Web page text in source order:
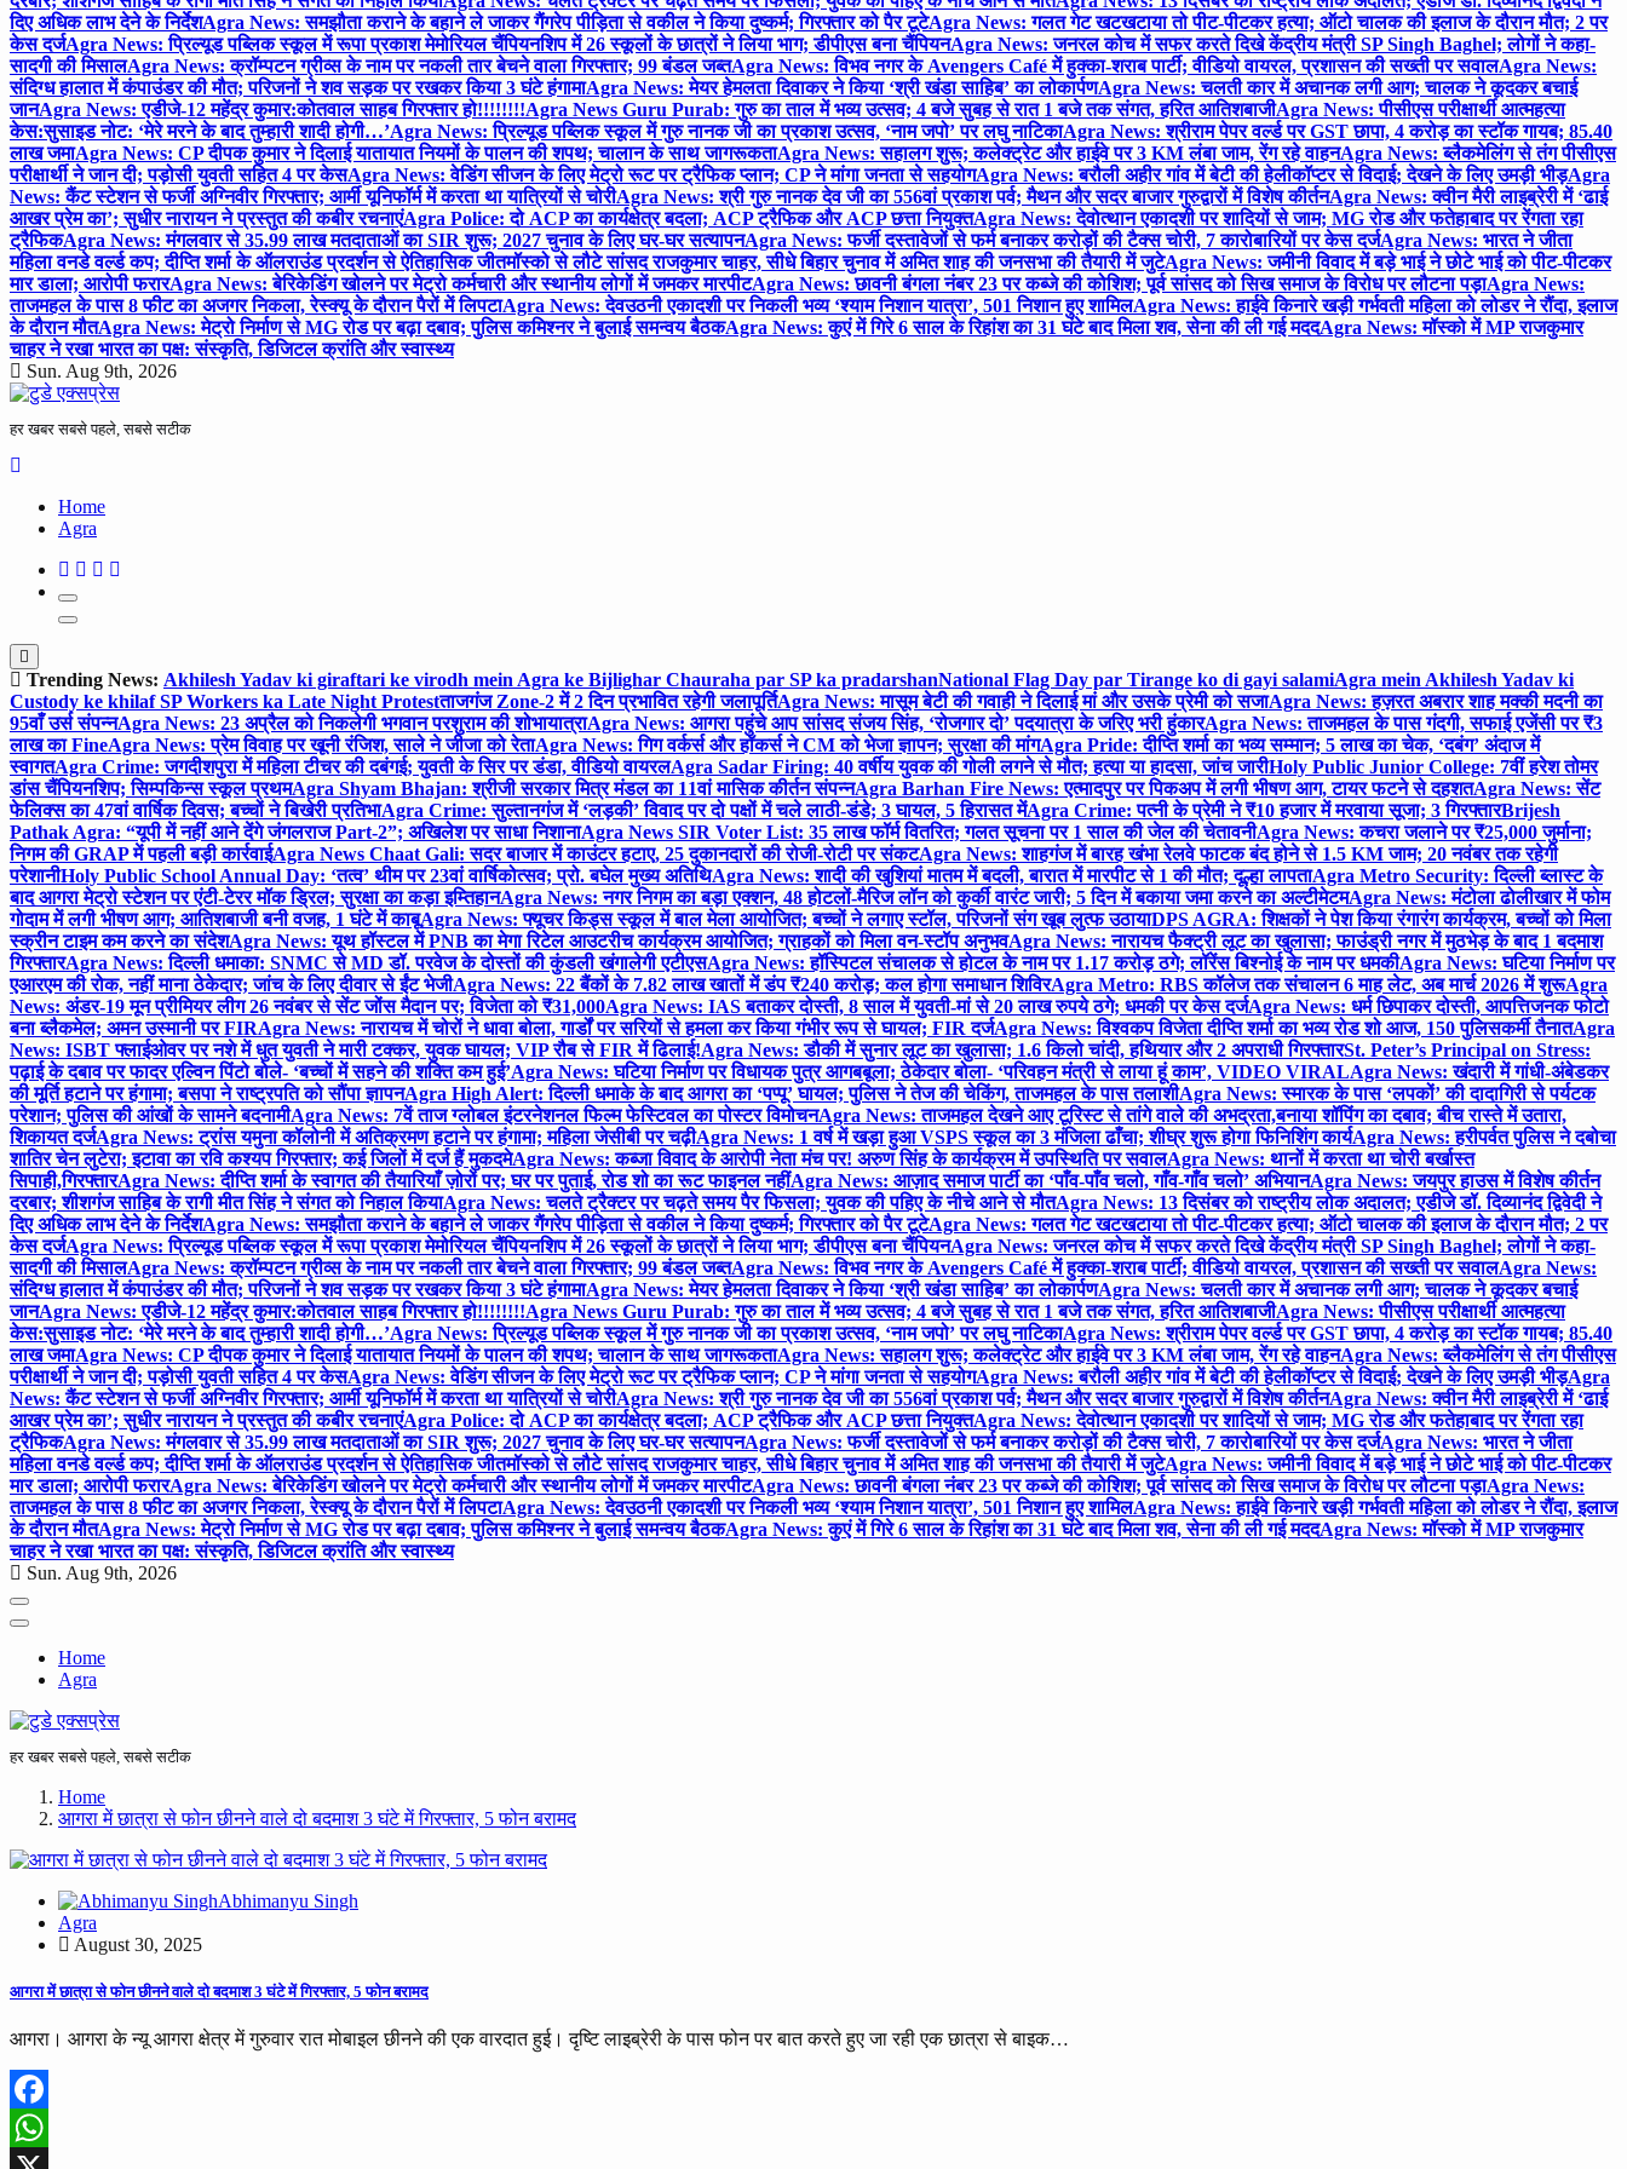
दिए अधिक लाभ देने के निर्देशAgra News: समझौता कराने के बहाने ले जाकर गैंगरेप पीड़िता से वकील ने किया दुष्कर्म; गिरफ्तार को पैर टूटेAgra News: गलत गेट खटखटाया तो पीट-पीटकर हत्या; ऑटो चालक की इलाज के दौरान मौत; 2 पर
केस दर्जAgra News: प्रिल्यूड पब्लिक स्कूल में रूपा प्रकाश मेमोरियल चैंपियनशिप में 26 स्कूलों के छात्रों ने लिया भाग; डीपीएस बना चैंपियनAgra News: जनरल कोच में सफर करते दिखे केंद्रीय मंत्री SP Singh Baghel; लोगों ने कहा-
सादगी की मिसालAgra News: क्रॉम्पटन ग्रीव्स के नाम पर नकली तार बेचने वाला गिरफ्तार; 99 बंडल जब्तAgra News: विभव नगर के Avengers Café में हुक्का-शराब पार्टी; वीडियो वायरल, प्रशासन की सख्ती पर सवालAgra News:
संदिग्ध हालात में कंपाउंडर की मौत; परिजनों ने शव सड़क पर रखकर किया 3 घंटे हंगामाAgra News: मेयर हेमलता दिवाकर ने किया ‘श्री खंडा साहिब’ का लोकार्पणAgra News: चलती कार में अचानक लगी आग; चालक ने कूदकर बचाई
जानAgra News: एडीजे-12 महेंद्र कुमार:कोतवाल साहब गिरफ्तार हो!!!!!!!!Agra News Guru Purab: गुरु का ताल में भव्य उत्सव; 4 बजे सुबह से रात 1 बजे तक संगत, हरित आतिशबाजीAgra News: पीसीएस परीक्षार्थी आत्महत्या
केस:सुसाइड नोट: ‘मेरे मरने के बाद तुम्हारी शादी होगी…’Agra News: प्रिल्यूड पब्लिक स्कूल में गुरु नानक जी का प्रकाश उत्सव, ‘नाम जपो’ पर लघु नाटिकाAgra News: श्रीराम पेपर वर्ल्ड पर GST छापा, 4 करोड़ का स्टॉक गायब; 85.40
लाख जमाAgra News: CP दीपक कुमार ने दिलाई यातायात नियमों के पालन की शपथ; चालान के साथ जागरूकताAgra News: सहालग शुरू; कलेक्ट्रेट और हाईवे पर 3 KM लंबा जाम, रेंग रहे वाहनAgra News: ब्लैकमेलिंग से तंग पीसीएस
परीक्षार्थी ने जान दी; पड़ोसी युवती सहित 4 पर केसAgra News: वेडिंग सीजन के लिए मेट्रो रूट पर ट्रैफिक प्लान; CP ने मांगा जनता से सहयोगAgra News: बरौली अहीर गांव में बेटी की हेलीकॉप्टर से विदाई; देखने के लिए उमड़ी भीड़Agra
News: कैंट स्टेशन से फर्जी अग्निवीर गिरफ्तार; आर्मी यूनिफॉर्म में करता था यात्रियों से चोरीAgra News: श्री गुरु नानक देव जी का 556वां प्रकाश पर्व; मैथन और सदर बाजार गुरुद्वारों में विशेष कीर्तनAgra News: क्वीन मैरी लाइब्रेरी में ‘ढाई
आखर प्रेम का’; सुधीर नारायन ने प्रस्तुत की कबीर रचनाएंAgra Police: दो ACP का कार्यक्षेत्र बदला; ACP ट्रैफिक और ACP छत्ता नियुक्तAgra News: देवोत्थान एकादशी पर शादियों से जाम; MG रोड और फतेहाबाद पर रेंगता रहा
ट्रैफिकAgra News: मंगलवार से 35.99 लाख मतदाताओं का SIR शुरू; 2027 चुनाव के लिए घर-घर सत्यापनAgra News: फर्जी दस्तावेजों से फर्म बनाकर करोड़ों की टैक्स चोरी, 7 कारोबारियों पर केस दर्जAgra News: भारत ने जीता
महिला वनडे वर्ल्ड कप; दीप्ति शर्मा के ऑलराउंड प्रदर्शन से ऐतिहासिक जीतमॉस्को से लौटे सांसद राजकुमार चाहर, सीधे बिहार चुनाव में अमित शाह की जनसभा की तैयारी में जुटेAgra News: जमीनी विवाद में बड़े भाई ने छोटे भाई को पीट-पीटकर
मार डाला; आरोपी फरारAgra News: बेरिकेडिंग खोलने पर मेट्रो कर्मचारी और स्थानीय लोगों में जमकर मारपीटAgra News: छावनी बंगला नंबर 23 पर कब्जे की कोशिश; पूर्व सांसद को सिख समाज के विरोध पर लौटना पड़ाAgra News:
ताजमहल के पास 8 फीट का अजगर निकला, रेस्क्यू के दौरान पैरों में लिपटाAgra News: देवउठनी एकादशी पर निकली भव्य ‘श्याम निशान यात्रा’, 501 निशान हुए शामिलAgra News: हाईवे किनारे खड़ी गर्भवती महिला को लोडर ने रौंदा, इलाज
के दौरान मौतAgra News: मेट्रो निर्माण से MG रोड पर बढ़ा दबाव; पुलिस कमिश्नर ने बुलाई समन्वय बैठकAgra News: कुएं में गिरे 6 साल के रिहांश का 31 घंटे बाद मिला शव, सेना की ली गई मददAgra News: मॉस्को में MP राजकुमार
चाहर ने रखा भारत का पक्ष: संस्कृति, डिजिटल क्रांति और स्वास्थ्य
Sun. Aug 9th, 2026
हर खबर सबसे पहले, सबसे सटीक
Home
Agra
Trending News: Akhilesh Yadav ki giraftari ke virodh mein Agra ke Bijlighar Chauraha par SP ka pradarshanNational Flag Day par Tirange ko di gayi salamiAgra mein Akhilesh Yadav ki
Custody ke khilaf SP Workers ka Late Night Protestताजगंज Zone-2 में 2 दिन प्रभावित रहेगी जलापूर्तिAgra News: मासूम बेटी की गवाही ने दिलाई मां और उसके प्रेमी को सजाAgra News: हज़रत अबरार शाह मक्की मदनी का
95वाँ उर्स संपन्नAgra News: 23 अप्रैल को निकलेगी भगवान परशुराम की शोभायात्राAgra News: आगरा पहुंचे आप सांसद संजय सिंह, ‘रोजगार दो’ पदयात्रा के जरिए भरी हुंकारAgra News: ताजमहल के पास गंदगी, सफाई एजेंसी पर ₹3
लाख का FineAgra News: प्रेम विवाह पर खूनी रंजिश, साले ने जीजा को रेताAgra News: गिग वर्कर्स और हॉकर्स ने CM को भेजा ज्ञापन; सुरक्षा की मांगAgra Pride: दीप्ति शर्मा का भव्य सम्मान; 5 लाख का चेक, ‘दबंग’ अंदाज में
स्वागतAgra Crime: जगदीशपुरा में महिला टीचर की दबंगई; युवती के सिर पर डंडा, वीडियो वायरलAgra Sadar Firing: 40 वर्षीय युवक की गोली लगने से मौत; हत्या या हादसा, जांच जारीHoly Public Junior College: 7वीं हरेश तोमर
डांस चैंपियनशिप; सिम्पकिन्स स्कूल प्रथमAgra Shyam Bhajan: श्रीजी सरकार मित्र मंडल का 11वां मासिक कीर्तन संपन्नAgra Barhan Fire News: एत्मादपुर पर पिकअप में लगी भीषण आग, टायर फटने से दहशतAgra News: सेंट
फेलिक्स का 47वां वार्षिक दिवस; बच्चों ने बिखेरी प्रतिभाAgra Crime: सुल्तानगंज में ‘लड़की’ विवाद पर दो पक्षों में चले लाठी-डंडे; 3 घायल, 5 हिरासत मेंAgra Crime: पत्नी के प्रेमी ने ₹10 हजार में मरवाया सूजा; 3 गिरफ्तारBrijesh
Pathak Agra: “यूपी में नहीं आने देंगे जंगलराज Part-2”; अखिलेश पर साधा निशानाAgra News SIR Voter List: 35 लाख फॉर्म वितरित; गलत सूचना पर 1 साल की जेल की चेतावनीAgra News: कचरा जलाने पर ₹25,000 जुर्माना;
निगम की GRAP में पहली बड़ी कार्रवाईAgra News Chaat Gali: सदर बाजार में काउंटर हटाए, 25 दुकानदारों की रोजी-रोटी पर संकटAgra News: शाहगंज में बारह खंभा रेलवे फाटक बंद होने से 1.5 KM जाम; 20 नवंबर तक रहेगी
परेशानीHoly Public School Annual Day: ‘तत्व’ थीम पर 23वां वार्षिकोत्सव; प्रो. बघेल मुख्य अतिथिAgra News: शादी की खुशियां मातम में बदली, बारात में मारपीट से 1 की मौत; दूल्हा लापताAgra Metro Security: दिल्ली ब्लास्ट के
बाद आगरा मेट्रो स्टेशन पर एंटी-टेरर मॉक ड्रिल; सुरक्षा का कड़ा इम्तिहानAgra News: नगर निगम का बड़ा एक्शन, 48 होटलों-मैरिज लॉन को कुर्की वारंट जारी; 5 दिन में बकाया जमा करने का अल्टीमेटमAgra News: मंटोला ढोलीखार में फोम
गोदाम में लगी भीषण आग; आतिशबाजी बनी वजह, 1 घंटे में काबूAgra News: फ्यूचर किड्स स्कूल में बाल मेला आयोजित; बच्चों ने लगाए स्टॉल, परिजनों संग खूब लुत्फ उठायाDPS AGRA: शिक्षकों ने पेश किया रंगारंग कार्यक्रम, बच्चों को मिला
स्क्रीन टाइम कम करने का संदेशAgra News: यूथ हॉस्टल में PNB का मेगा रिटेल आउटरीच कार्यक्रम आयोजित; ग्राहकों को मिला वन-स्टॉप अनुभवAgra News: नारायच फैक्ट्री लूट का खुलासा; फाउंड्री नगर में मुठभेड़ के बाद 1 बदमाश
गिरफ्तारAgra News: दिल्ली धमाका: SNMC से MD डॉ. परवेज के दोस्तों की कुंडली खंगालेगी एटीएसAgra News: हॉस्पिटल संचालक से होटल के नाम पर 1.17 करोड़ ठगे; लॉरेंस बिश्नोई के नाम पर धमकीAgra News: घटिया निर्माण पर
एआरएम की रोक, नहीं माना ठेकेदार; जांच के लिए दीवार से ईंट भेजीAgra News: 22 बैंकों के 7.82 लाख खातों में डंप ₹240 करोड़; कल होगा समाधान शिविरAgra Metro: RBS कॉलेज तक संचालन 6 माह लेट, अब मार्च 2026 में शुरूAgra
News: अंडर-19 मून प्रीमियर लीग 26 नवंबर से सेंट जोंस मैदान पर; विजेता को ₹31,000Agra News: IAS बताकर दोस्ती, 8 साल में युवती-मां से 20 लाख रुपये ठगे; धमकी पर केस दर्जAgra News: धर्म छिपाकर दोस्ती, आपत्तिजनक फोटो
बना ब्लैकमेल; अमन उस्मानी पर FIRAgra News: नारायच में चोरों ने धावा बोला, गार्डों पर सरियों से हमला कर किया गंभीर रूप से घायल; FIR दर्जAgra News: विश्वकप विजेता दीप्ति शर्मा का भव्य रोड शो आज, 150 पुलिसकर्मी तैनातAgra
News: ISBT फ्लाईओवर पर नशे में धुत युवती ने मारी टक्कर, युवक घायल; VIP रौब से FIR में ढिलाई!Agra News: डौकी में सुनार लूट का खुलासा; 1.6 किलो चांदी, हथियार और 2 अपराधी गिरफ्तारSt. Peter’s Principal on Stress:
पढ़ाई के दबाव पर फादर एल्विन पिंटो बोले- ‘बच्चों में सहने की शक्ति कम हुई’Agra News: घटिया निर्माण पर विधायक पुत्र आगबबूला; ठेकेदार बोला- ‘परिवहन मंत्री से लाया हूं काम’, VIDEO VIRALAgra News: खंदारी में गांधी-अंबेडकर
की मूर्ति हटाने पर हंगामा; बसपा ने राष्ट्रपति को सौंपा ज्ञापनAgra High Alert: दिल्ली धमाके के बाद आगरा का ‘पप्पू’ घायल; पुलिस ने तेज की चेकिंग, ताजमहल के पास तलाशीAgra News: स्मारक के पास ‘लपकों’ की दादागिरी से पर्यटक
परेशान; पुलिस की आंखों के सामने बदनामीAgra News: 7वें ताज ग्लोबल इंटरनेशनल फिल्म फेस्टिवल का पोस्टर विमोचनAgra News: ताजमहल देखने आए टूरिस्ट से तांगे वाले की अभद्रता,बनाया शॉपिंग का दबाव; बीच रास्ते में उतारा,
शिकायत दर्जAgra News: ट्रांस यमुना कॉलोनी में अतिक्रमण हटाने पर हंगामा; महिला जेसीबी पर चढ़ीAgra News: 1 वर्ष में खड़ा हुआ VSPS स्कूल का 3 मंजिला ढाँचा; शीघ्र शुरू होगा फिनिशिंग कार्यAgra News: हरीपर्वत पुलिस ने दबोचा
शातिर चेन लुटेरा; इटावा का रवि कश्यप गिरफ्तार; कई जिलों में दर्ज हैं मुकदमेAgra News: कब्जा विवाद के आरोपी नेता मंच पर! अरुण सिंह के कार्यक्रम में उपस्थिति पर सवालAgra News: थानों में करता था चोरी बर्खास्त
सिपाही,गिरफ्तारAgra News: दीप्ति शर्मा के स्वागत की तैयारियाँ ज़ोरों पर; घर पर पुताई, रोड शो का रूट फाइनल नहींAgra News: आज़ाद समाज पार्टी का ‘पाँव-पाँव चलो, गाँव-गाँव चलो’ अभियानAgra News: जयपुर हाउस में विशेष कीर्तन
दरबार; शीशगंज साहिब के रागी मीत सिंह ने संगत को निहाल कियाAgra News: चलते ट्रैक्टर पर चढ़ते समय पैर फिसला; युवक की पहिए के नीचे आने से मौतAgra News: 13 दिसंबर को राष्ट्रीय लोक अदालत; एडीजे डॉ. दिव्यानंद द्विवेदी ने
दिए अधिक लाभ देने के निर्देशAgra News: समझौता कराने के बहाने ले जाकर गैंगरेप पीड़िता से वकील ने किया दुष्कर्म; गिरफ्तार को पैर टूटेAgra News: गलत गेट खटखटाया तो पीट-पीटकर हत्या; ऑटो चालक की इलाज के दौरान मौत; 2 पर
केस दर्जAgra News: प्रिल्यूड पब्लिक स्कूल में रूपा प्रकाश मेमोरियल चैंपियनशिप में 26 स्कूलों के छात्रों ने लिया भाग; डीपीएस बना चैंपियनAgra News: जनरल कोच में सफर करते दिखे केंद्रीय मंत्री SP Singh Baghel; लोगों ने कहा-
सादगी की मिसालAgra News: क्रॉम्पटन ग्रीव्स के नाम पर नकली तार बेचने वाला गिरफ्तार; 99 बंडल जब्तAgra News: विभव नगर के Avengers Café में हुक्का-शराब पार्टी; वीडियो वायरल, प्रशासन की सख्ती पर सवालAgra News:
संदिग्ध हालात में कंपाउंडर की मौत; परिजनों ने शव सड़क पर रखकर किया 3 घंटे हंगामाAgra News: मेयर हेमलता दिवाकर ने किया ‘श्री खंडा साहिब’ का लोकार्पणAgra News: चलती कार में अचानक लगी आग; चालक ने कूदकर बचाई
जानAgra News: एडीजे-12 महेंद्र कुमार:कोतवाल साहब गिरफ्तार हो!!!!!!!!Agra News Guru Purab: गुरु का ताल में भव्य उत्सव; 4 बजे सुबह से रात 1 बजे तक संगत, हरित आतिशबाजीAgra News: पीसीएस परीक्षार्थी आत्महत्या
केस:सुसाइड नोट: ‘मेरे मरने के बाद तुम्हारी शादी होगी…’Agra News: प्रिल्यूड पब्लिक स्कूल में गुरु नानक जी का प्रकाश उत्सव, ‘नाम जपो’ पर लघु नाटिकाAgra News: श्रीराम पेपर वर्ल्ड पर GST छापा, 4 करोड़ का स्टॉक गायब; 85.40
लाख जमाAgra News: CP दीपक कुमार ने दिलाई यातायात नियमों के पालन की शपथ; चालान के साथ जागरूकताAgra News: सहालग शुरू; कलेक्ट्रेट और हाईवे पर 3 KM लंबा जाम, रेंग रहे वाहनAgra News: ब्लैकमेलिंग से तंग पीसीएस
परीक्षार्थी ने जान दी; पड़ोसी युवती सहित 4 पर केसAgra News: वेडिंग सीजन के लिए मेट्रो रूट पर ट्रैफिक प्लान; CP ने मांगा जनता से सहयोगAgra News: बरौली अहीर गांव में बेटी की हेलीकॉप्टर से विदाई; देखने के लिए उमड़ी भीड़Agra
News: कैंट स्टेशन से फर्जी अग्निवीर गिरफ्तार; आर्मी यूनिफॉर्म में करता था यात्रियों से चोरीAgra News: श्री गुरु नानक देव जी का 556वां प्रकाश पर्व; मैथन और सदर बाजार गुरुद्वारों में विशेष कीर्तनAgra News: क्वीन मैरी लाइब्रेरी में ‘ढाई
आखर प्रेम का’; सुधीर नारायन ने प्रस्तुत की कबीर रचनाएंAgra Police: दो ACP का कार्यक्षेत्र बदला; ACP ट्रैफिक और ACP छत्ता नियुक्तAgra News: देवोत्थान एकादशी पर शादियों से जाम; MG रोड और फतेहाबाद पर रेंगता रहा
ट्रैफिकAgra News: मंगलवार से 35.99 लाख मतदाताओं का SIR शुरू; 2027 चुनाव के लिए घर-घर सत्यापनAgra News: फर्जी दस्तावेजों से फर्म बनाकर करोड़ों की टैक्स चोरी, 7 कारोबारियों पर केस दर्जAgra News: भारत ने जीता
महिला वनडे वर्ल्ड कप; दीप्ति शर्मा के ऑलराउंड प्रदर्शन से ऐतिहासिक जीतमॉस्को से लौटे सांसद राजकुमार चाहर, सीधे बिहार चुनाव में अमित शाह की जनसभा की तैयारी में जुटेAgra News: जमीनी विवाद में बड़े भाई ने छोटे भाई को पीट-पीटकर
मार डाला; आरोपी फरारAgra News: बेरिकेडिंग खोलने पर मेट्रो कर्मचारी और स्थानीय लोगों में जमकर मारपीटAgra News: छावनी बंगला नंबर 23 पर कब्जे की कोशिश; पूर्व सांसद को सिख समाज के विरोध पर लौटना पड़ाAgra News:
ताजमहल के पास 8 फीट का अजगर निकला, रेस्क्यू के दौरान पैरों में लिपटाAgra News: देवउठनी एकादशी पर निकली भव्य ‘श्याम निशान यात्रा’, 501 निशान हुए शामिलAgra News: हाईवे किनारे खड़ी गर्भवती महिला को लोडर ने रौंदा, इलाज
के दौरान मौतAgra News: मेट्रो निर्माण से MG रोड पर बढ़ा दबाव; पुलिस कमिश्नर ने बुलाई समन्वय बैठकAgra News: कुएं में गिरे 6 साल के रिहांश का 31 घंटे बाद मिला शव, सेना की ली गई मददAgra News: मॉस्को में MP राजकुमार
चाहर ने रखा भारत का पक्ष: संस्कृति, डिजिटल क्रांति और स्वास्थ्य
Sun. Aug 9th, 2026
Home
Agra
हर खबर सबसे पहले, सबसे सटीक
Home
आगरा में छात्रा से फोन छीनने वाले दो बदमाश 3 घंटे में गिरफ्तार, 5 फोन बरामद
Abhimanyu Singh
Agra
August 30, 2025
आगरा में छात्रा से फोन छीनने वाले दो बदमाश 3 घंटे में गिरफ्तार, 5 फोन बरामद
आगरा। आगरा के न्यू आगरा क्षेत्र में गुरुवार रात मोबाइल छीनने की एक वारदात हुई। दृष्टि लाइब्रेरी के पास फोन पर बात करते हुए जा रही एक छात्रा से बाइक…
Facebook